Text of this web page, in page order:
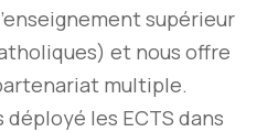
supérieur
et nous offre
multiple.
les ECTS dans